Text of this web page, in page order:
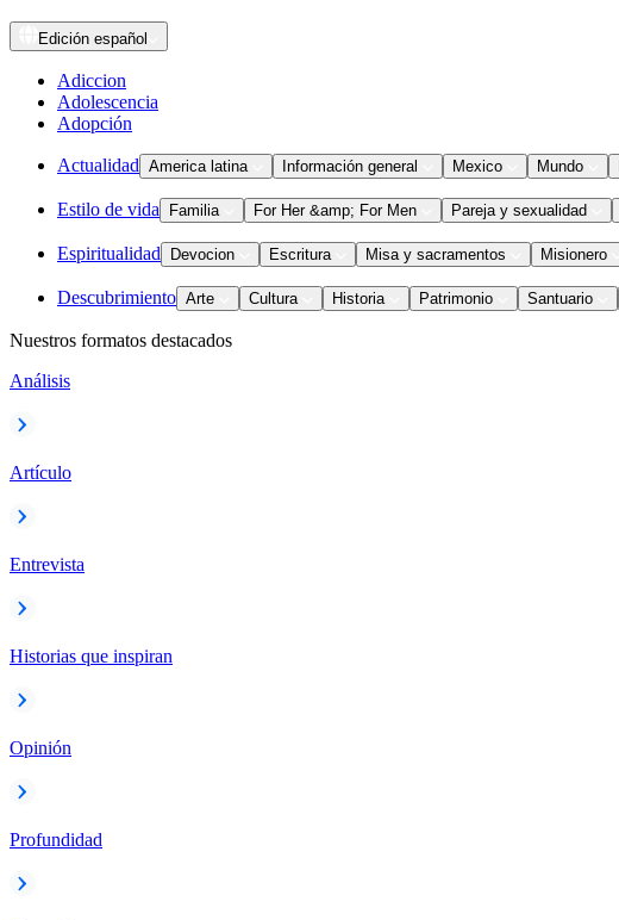
Edición español
Adiccion
Adolescencia
Adopción
Actualidad America latina Información general Mexico Mundo
Estilo de vida Familia For Her &amp; For Men Pareja y sexualidad
Espiritualidad Devocion Escritura Misa y sacramentos Misionero
Descubrimiento Arte Cultura Historia Patrimonio Santuario
Nuestros formatos destacados
Análisis
Artículo
Entrevista
Historias que inspiran
Opinión
Profundidad